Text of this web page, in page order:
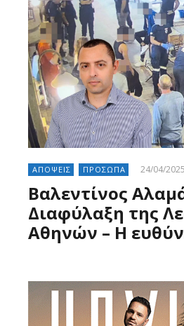
ΑΠΟΨΕΙΣ ΠΡΟΣΩΠΑ 24/04/2025
Βαλεντίνος
Διαφύλαξη της
Αθηνών – Η